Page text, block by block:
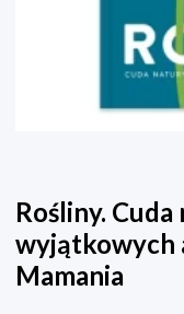
Rośliny.
wyjątkowych
Mamania